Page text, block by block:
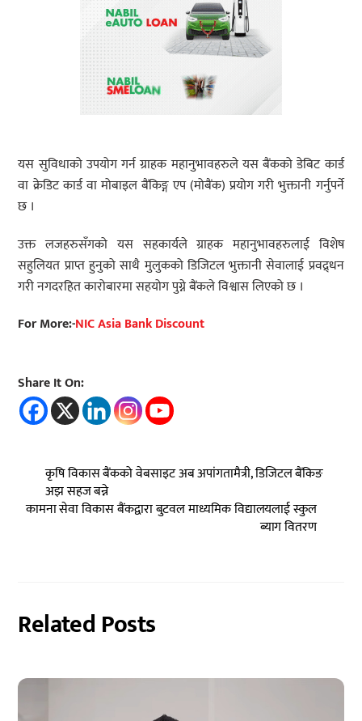
यस सुविधाको उपयोग गर्न ग्राहक महानुभावहरुले यस बैंकको डेबिट कार्ड
वा क्रेडिट कार्ड वा मोबाइल बैंकिङ्ग एप (मोबैंक) प्रयोग गरी भुक्तानी गर्नुपर्ने
छ ।
उक्त लजहरुसँगको यस सहकार्यले ग्राहक महानुभावहरुलाई विशेष
सहुलियत प्राप्त हुनुको साथै मुलुकको डिजिटल भुक्तानी सेवालाई प्रवद्र्धन
गरी नगदरहित कारोबारमा सहयोग पुग्ने बैंकले विश्वास लिएको छ ।
For More:-NIC Asia Bank Discount
Share It On:
कृषि विकास बैंकको वेबसाइट अब अपांगतामैत्री, डिजिटल बैंकिङ
अझ सहज बन्ने
कामना सेवा विकास बैंकद्वारा बुटवल माध्यमिक विद्यालयलाई स्कुल
ब्याग वितरण
Related Posts